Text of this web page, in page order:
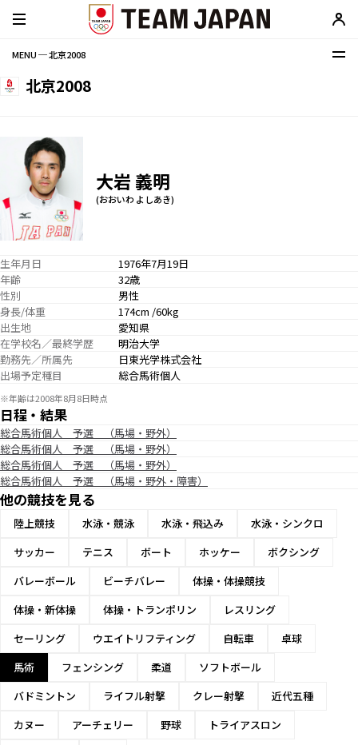
MENU ─ 北京2008
北京2008
大岩 義明
(おおいわ よしあき)
生年月日
1976年7月19日
年齢
32歳
性別
男性
身長/体重
174cm /60kg
出生地
愛知県
在学校名／最終学歴
明治大学
勤務先／所属先
日東光学株式会社
出場予定種目
総合馬術個人
※年齢は2008年8月8日時点
日程・結果
総合馬術個人 予選 （馬場・野外）
総合馬術個人 予選 （馬場・野外）
総合馬術個人 予選 （馬場・野外）
総合馬術個人 予選 （馬場・野外・障害）
他の競技を見る
陸上競技 水泳・競泳 水泳・飛込み
水泳・シンクロ
サッカー
テニス ボート ホッケー
ボクシング
バレーボール
ビーチバレー
体操・体操競技
体操・新体操
体操・トランポリン
レスリング
セーリング
ウエイトリフティング 自転車
卓球
馬術
フェンシング 柔道
ソフトボール
バドミントン
ライフル射撃 クレー射撃
近代五種
カヌー
アーチェリー 野球
トライアスロン